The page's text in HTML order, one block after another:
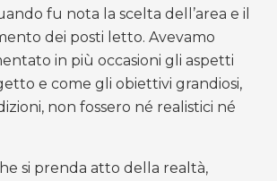
fu nota la scelta dell’area e il
dei posti letto. Avevamo
in più occasioni gli aspetti
e come gli obiettivi grandiosi,
non fossero né realistici né
si prenda atto della realtà,